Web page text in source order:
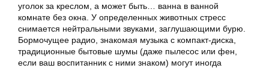
уголок за креслом, а может быть… ванна в ванной
комнате без окна. У определенных животных стресс
снимается нейтральными звуками, заглушающими бурю.
Бормочущее радио, знакомая музыка с компакт-диска,
традиционные бытовые шумы (даже пылесос или фен,
если ваш воспитанник с ними знаком) могут иногда